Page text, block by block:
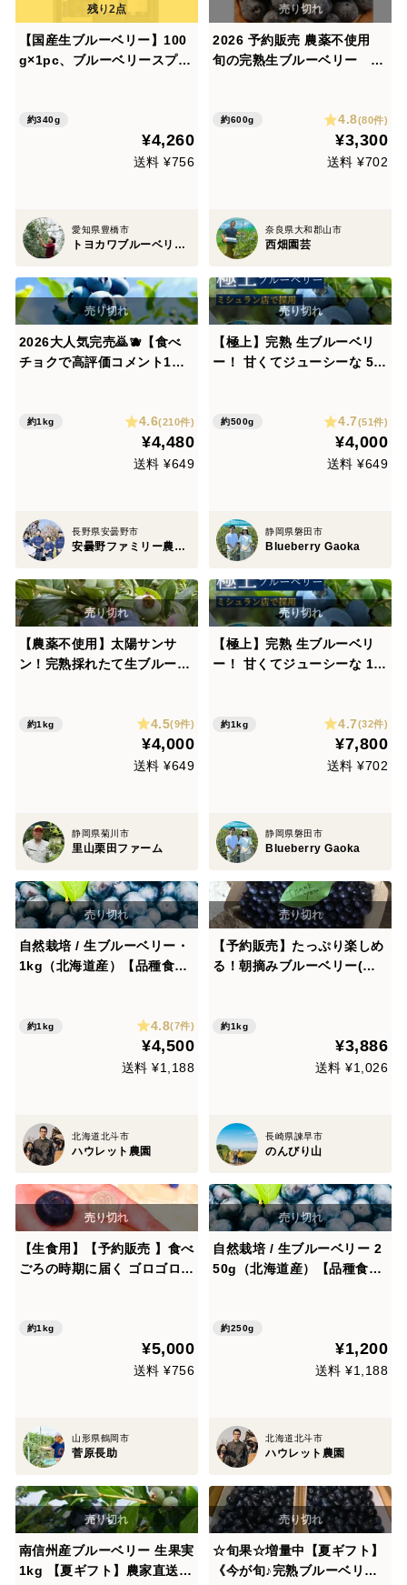
【国産生ブルーベリー】100
g×1pc、ブルーベリースプレ
約340g
¥4,260
送料 ¥756
愛知県豊橋市
トヨカワブルーベリーヒルズ
2026 予約販売 農薬不使用
旬の完熟生ブルーベリー 発
約600g 4.8(80件)
¥3,300
送料 ¥702
奈良県大和郡山市
西畑園芸
2026大人気完売🙇🫐【食べ
チョクで高評価コメント1番
用】大小ミックス ID40461
約1kg 4.6(210件)
¥4,480
送料 ¥649
長野県安曇野市
安曇野ファミリー農産 果物部門4年連続1位&殿堂入り&りんごグランプリ2025最高金賞1位 信州りんご 幻のりんご
【極上】完熟 生ブルーベリ
ー！ 甘くてジューシーな 50
約500g 4.7(51件)
¥4,000
送料 ¥649
静岡県磐田市
Blueberry Gaoka
【農薬不使用】太陽サンサ
ン！完熟採れたて生ブルーベ
約1kg 4.5(9件)
¥4,000
送料 ¥649
静岡県菊川市
里山栗田ファーム
【極上】完熟 生ブルーベリ
ー！ 甘くてジューシーな 1k
約1kg 4.7(32件)
¥7,800
送料 ¥702
静岡県磐田市
Blueberry Gaoka
自然栽培 / 生ブルーベリー・
1kg（北海道産）【品種食べ
約1kg 4.8(7件)
¥4,500
送料 ¥1,188
北海道北斗市
ハウレット農園
【予約販売】たっぷり楽しめ
る！朝摘みブルーベリー(無
約1kg
¥3,886
送料 ¥1,026
長崎県諫早市
のんびり山
【生食用】【予約販売 】食べ
ごろの時期に届く ゴロゴロ生
※順次発送
約1kg
¥5,000
送料 ¥756
山形県鶴岡市
菅原長助
自然栽培 / 生ブルーベリー 2
50g（北海道産）【品種食べ
約250g
¥1,200
送料 ¥1,188
北海道北斗市
ハウレット農園
南信州産ブルーベリー 生果実
1kg 【夏ギフト】農家直送だ
☆旬果☆増量中【夏ギフト】
《今が旬♪完熟ブルーベリー